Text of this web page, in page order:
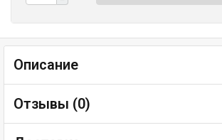
Описание
Отзывы (0)